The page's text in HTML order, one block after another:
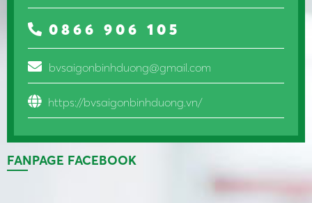
0866 906 105
bvsaigonbinhduong@gmail.com
https://bvsaigonbinhduong.vn/
FANPAGE FACEBOOK